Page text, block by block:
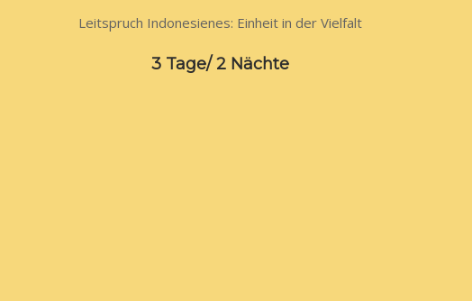
Leitspruch Indonesienes: Einheit in der Vielfalt
3 Tage/ 2 Nächte